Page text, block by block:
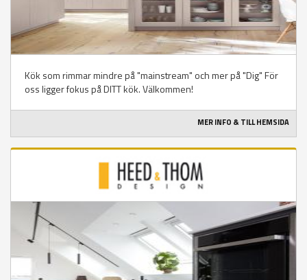
Kök som rimmar mindre på "mainstream" och mer på "Dig" För
oss ligger fokus på DITT kök. Välkommen!
MER INFO & TILL HEMSIDA